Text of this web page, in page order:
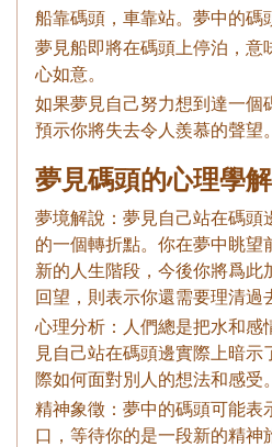
船靠碼頭，車靠站。夢中的碼
夢見船即將在碼頭上停泊，意
心如意。
如果夢見自己努力想到達一個
預示你將失去令人羨慕的聲望。
夢見碼頭的心理學
夢境解說：夢見自己站在碼頭
的一個轉折點。你在夢中眺望
新的人生階段，今後你將爲此
回望，則表示你還需要理清過
心理分析：人們總是把水和感
見自己站在碼頭邊實際上暗示
際如何面對別人的想法和感受。
精神象徵：夢中的碼頭可能表
口，等待你的是一段新的精神